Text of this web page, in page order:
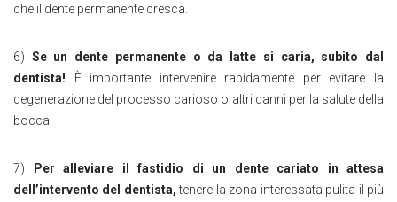
che il dente permanente cresca.
6) Se un dente permanente o da latte si caria, subito dal
dentista! È importante intervenire rapidamente per evitare la
degenerazione del processo carioso o altri danni per la salute della
bocca.
7)
Per alleviare il fastidio di un dente cariato in attesa
dell’intervento del dentista,tenere la zona interessata pulita il più